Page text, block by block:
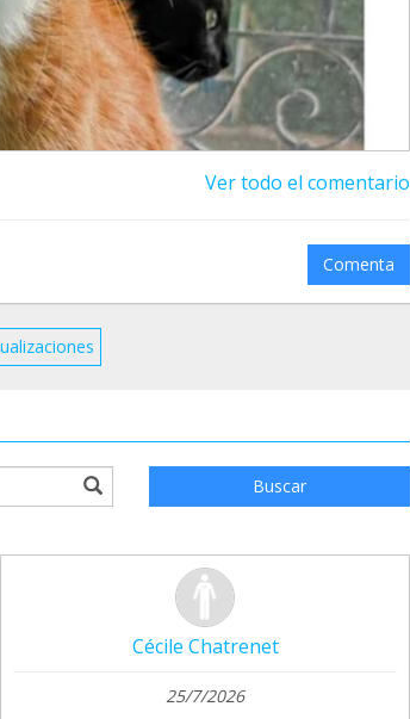
Ver todo el comentario
Comenta
Buscar
Cécile Chatrenet
25/7/2026